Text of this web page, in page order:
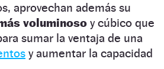
aprovechan además su
voluminoso y cúbico que
sumar la ventaja de una
y aumentar la capacidad